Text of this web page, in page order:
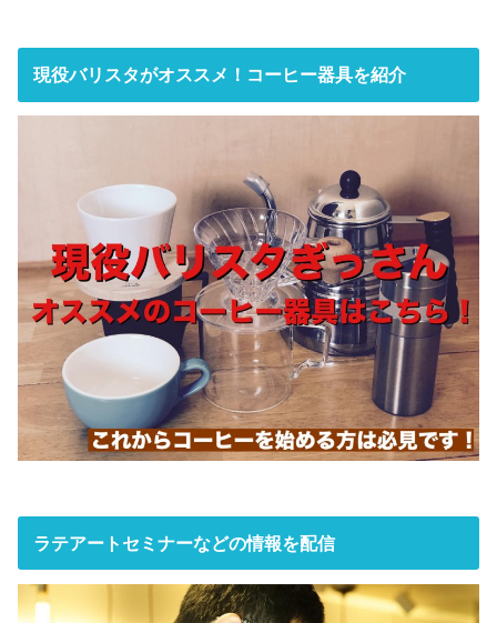
現役バリスタがオススメ！コーヒー器具を紹介
ラテアートセミナーなどの情報を配信